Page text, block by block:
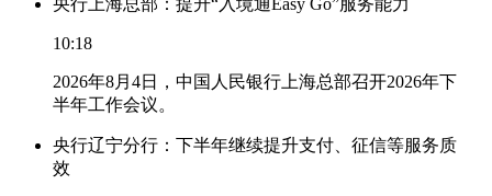
10:18
2026年8月4日，中国人民银行上海总部召开2026年下
半年工作会议。
央行辽宁分行：下半年继续提升支付、征信等服务质
效